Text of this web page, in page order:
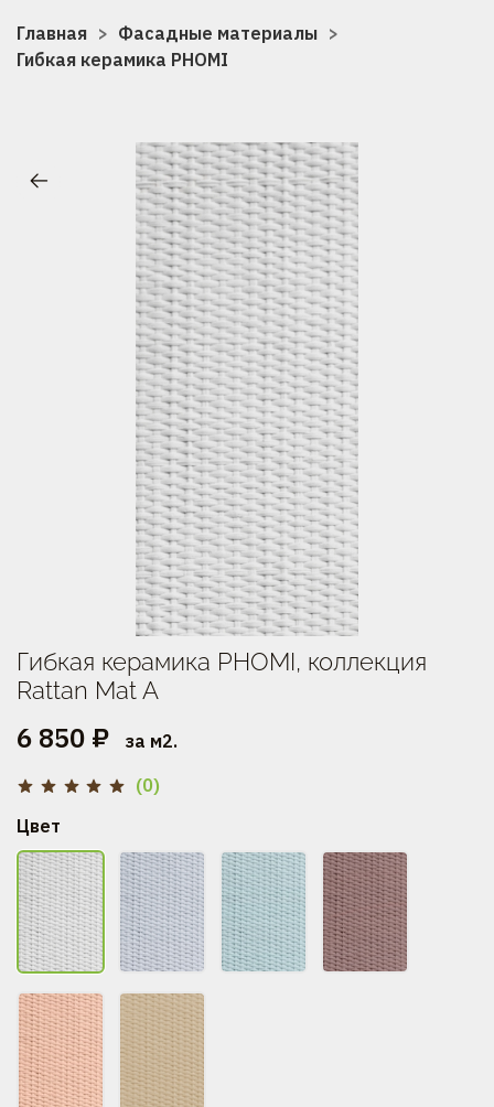
Главная
Фасадные материалы
Гибкая керамика PHOMI
(0)
Гибкая керамика PHOMI, коллекция
Rattan Mat A
6 850 ₽ за м2.
Цвет